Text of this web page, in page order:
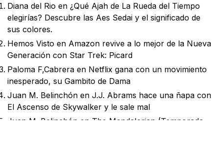
Diana del Rio en ¿Qué Ajah de La Rueda del Tiempo
elegirías? Descubre las Aes Sedai y el significado de
sus colores.
Hemos Visto en Amazon revive a lo mejor de la Nueva
Generación con Star Trek: Picard
Paloma F,Cabrera en Netflix gana con un movimiento
inesperado, su Gambito de Dama
Juan M. Belinchón en J.J. Abrams hace una ñapa con
El Ascenso de Skywalker y le sale mal
Juan M. Belinchón en The Mandalorian (Temporada